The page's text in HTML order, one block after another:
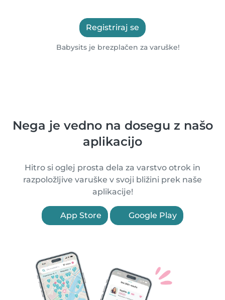
Registriraj se
Babysits je brezplačen za varuške!
Nega je vedno na dosegu z našo
aplikacijo
Hitro si oglej prosta dela za varstvo otrok in
razpoložljive varuške v svoji bližini prek naše
aplikacije!
App Store Google Play